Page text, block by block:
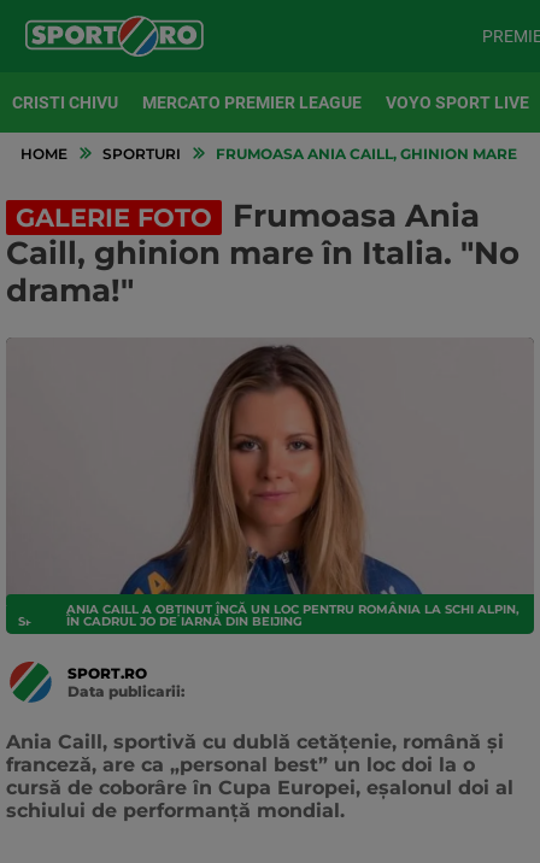
CRISTI CHIVU MERCATO PREMIER LEAGUE VOYO SPORT LIVE
HOME SPORTURI FRUMOASA ANIA CAILL, GHINION MARE
GALERIE FOTO
Frumoasa Ania
Caill, ghinion mare în Italia. "No
drama!"
SPORTURI
ANIA CAILL A OBȚINUT ÎNCĂ UN LOC PENTRU ROMÂNIA LA SCHI ALPIN,
ÎN CADRUL JO DE IARNĂ DIN BEIJING
SPORT.RO
Data publicarii:
Ania Caill, sportivă cu dublă cetăţenie, română şi
franceză, are ca „personal best” un loc doi la o
cursă de coborâre în Cupa Europei, eşalonul doi al
schiului de performanţă mondial.